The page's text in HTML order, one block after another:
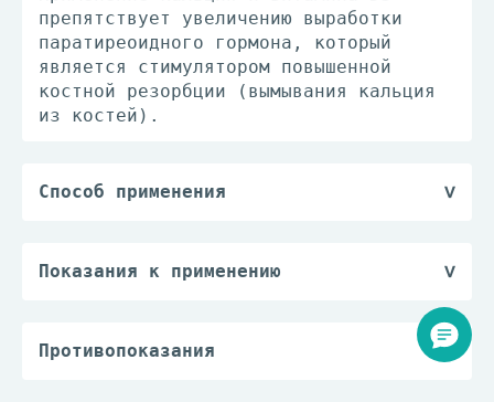
препятствует увеличению выработки
паратиреоидного гормона, который
является стимулятором повышенной
костной резорбции (вымывания кальция
из костей).
Способ применения
Взрослым для профилактики остеопороза
остеопороза - по 1 таб. 2-3 раза/сут.
Для восполнения дефицита кальция и
Показания к применению
Профилактика и комплексная терапия
Противопоказания